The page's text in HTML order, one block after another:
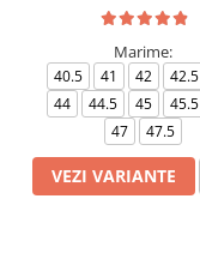
Marime:
40.5 41 42 42.5
44
44.5 45 45.5
47
47.5
VEZI VARIANTE